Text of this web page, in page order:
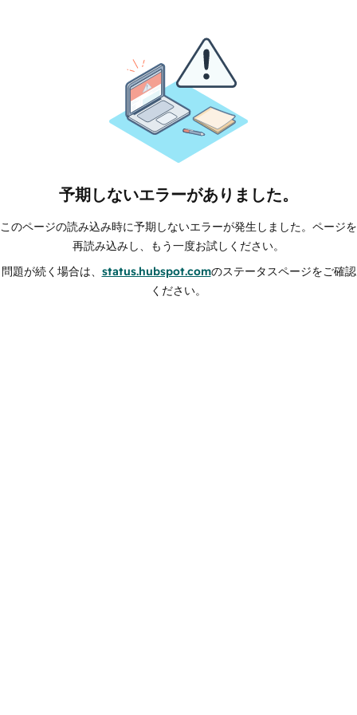
予期しないエラーがありました。
このページの読み込み時に予期しないエラーが発生しました。ページを
再読み込みし、もう一度お試しください。
問題が続く場合は、 status.hubspot.comのステータスページをご確認
ください。